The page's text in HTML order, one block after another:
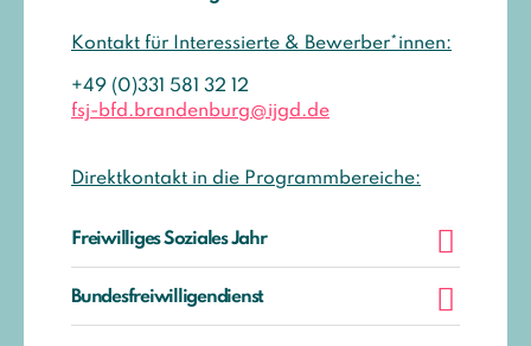
Kontakt für Interessierte & Bewerber*innen:
+49 (0)331 581 32 12
fsj-bfd.brandenburg@ijgd.de
Direktkontakt in die Programmbereiche:
Freiwilliges Soziales Jahr
Bundesfreiwilligendienst